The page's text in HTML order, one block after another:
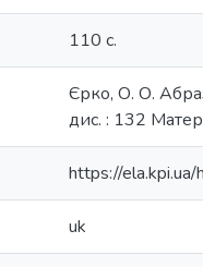
110 с.
Єрко, О. О.
дис. : 132
https://
uk